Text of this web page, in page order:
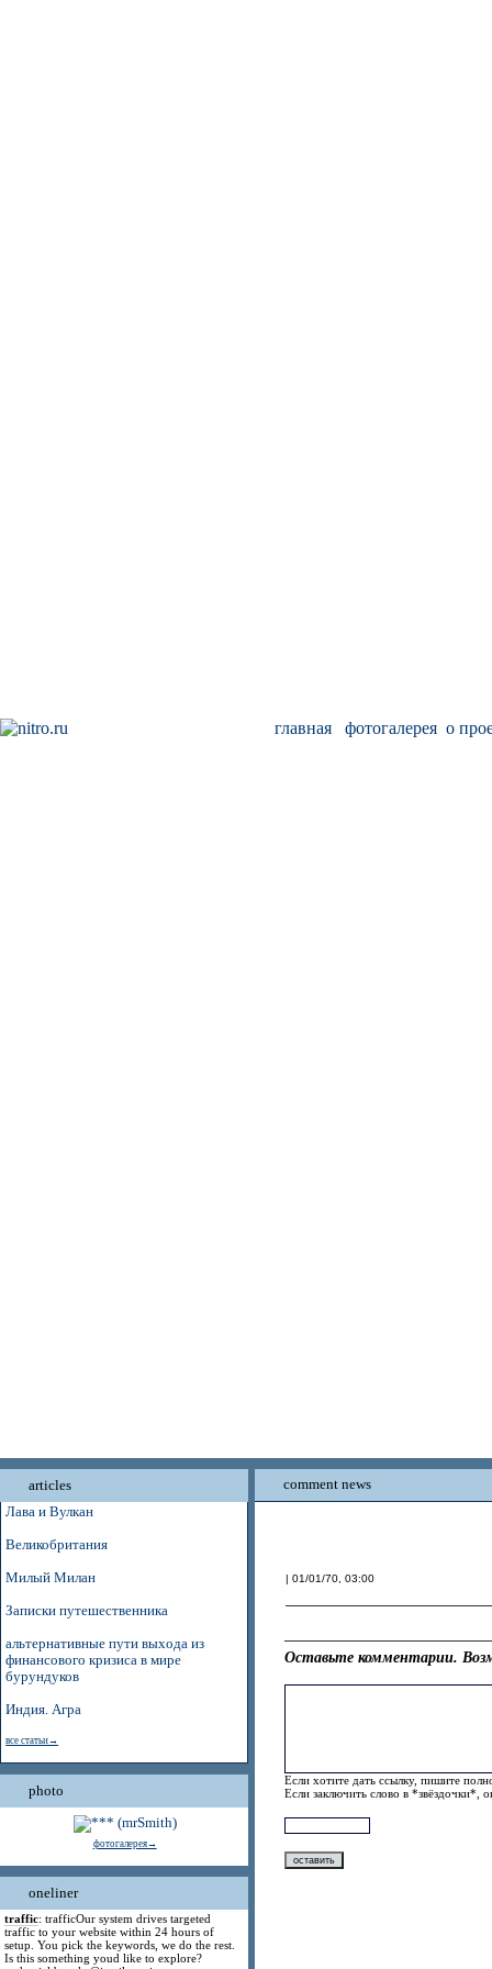
главная фотогалерея о
articles
Лава и Вулкан
Великобритания
Милый Милан
Записки путешественника
альтернативные пути выхода из
финансового кризиса в мире
бурундуков
Индия. Агра
все статьи→
photo
фотогалерея→
oneliner
traffic: trafficOur system drives targeted
traffic to your website within 24 hours of
setup. You pick the keywords, we do the rest.
Is this something youd like to explore?
comment news
| 01/01/70, 03:00
Оставьте комментарии.
Если хотите дать ссылку, пишите
Если заключить слово в *звёздочки*,